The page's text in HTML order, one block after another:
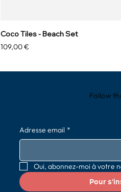
Coco Tiles - Beach Set
Prix
109,00 €
Follow
Adresse email *
Oui, abonnez-moi à votre
Pour